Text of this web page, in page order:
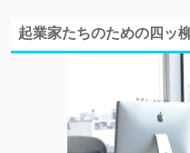
起業家たちのための四ッ